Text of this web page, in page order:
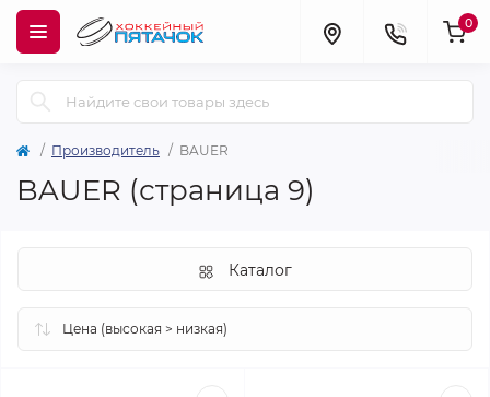
0
Производитель BAUER
BAUER (страница 9)
Каталог